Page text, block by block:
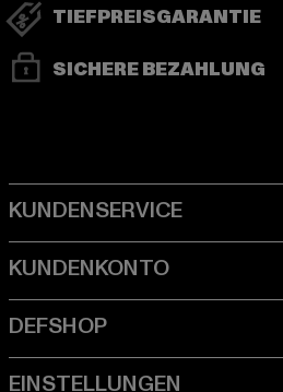
TIEFPREISGARANTIE
SICHERE BEZAHLUNG